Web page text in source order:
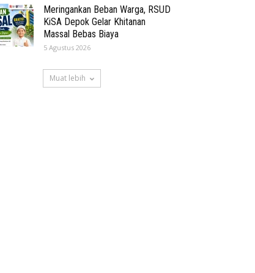
Meringankan Beban Warga, RSUD
KiSA Depok Gelar Khitanan
Massal Bebas Biaya
5 Agustus 2026
Muat lebih